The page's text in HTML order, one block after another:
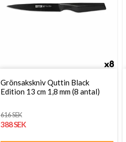
Grönsakskniv Quttin Black
Edition 13 cm 1,8 mm (8 antal)
616 SEK
388 SEK